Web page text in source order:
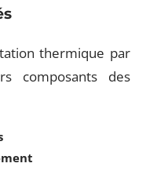
thermique par
composants des